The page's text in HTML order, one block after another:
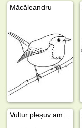
Măcăleandru